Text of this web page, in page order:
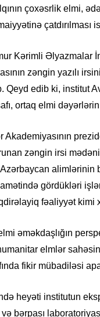
çoxəsrlik elmi,
Kərimli Əlyazmalar
zəngin yazılı
Qeyd edib ki, institut
ortaq elmi dəyərlərin
Akademiyasının
zəngin irsi
alimlərinin
gördükləri
fəaliyyət kimi
əməkdaşlığın
elmlər
fikir mübadiləsi
heyəti institutun
və bərpası